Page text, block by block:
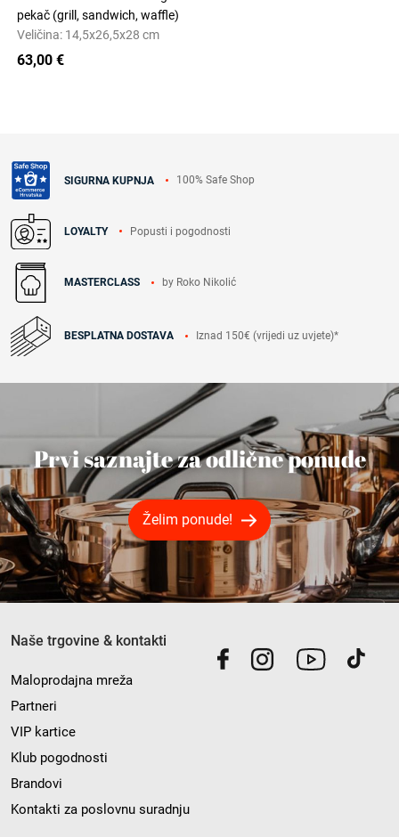
pekač (grill, sandwich, waffle)
Veličina: 14,5x26,5x28 cm
63,00 €
SIGURNA KUPNJA 100% Safe Shop
LOYALTY Popusti i pogodnosti
MASTERCLASS by Roko Nikolić
BESPLATNA DOSTAVA Iznad 150€ (vrijedi uz uvjete)*
Prvi saznajte za odlične ponude
Želim ponude!
Naše trgovine & kontakti
Maloprodajna mreža
Partneri
VIP kartice
Klub pogodnosti
Brandovi
Kontakti za poslovnu suradnju